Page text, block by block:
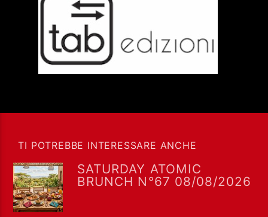
TI POTREBBE INTERESSARE ANCHE
SATURDAY ATOMIC
BRUNCH N°67 08/08/2026